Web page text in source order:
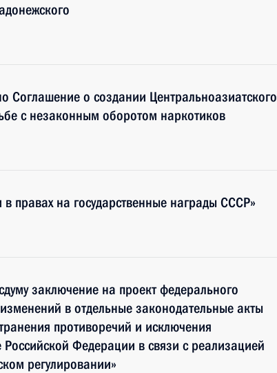
Соглашение о создании Центральноазиатского
с незаконным оборотом наркотиков
правах на государственные награды СССР»
заключение на проект федерального
в отдельные законодательные акты
противоречий и исключения
Российской Федерации в связи с реализацией
регулировании»